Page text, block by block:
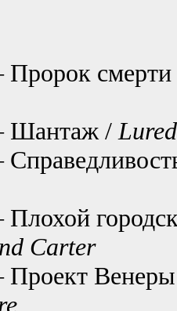
Шантаж /
Carter
Проект